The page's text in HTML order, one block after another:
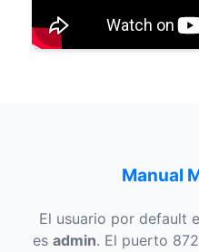
Manual
El usuario por default
es admin. El puerto